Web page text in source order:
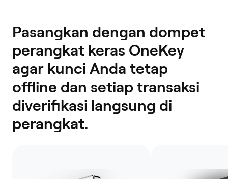
Pasangkan dengan dompet
perangkat keras OneKey
agar kunci Anda tetap
offline dan setiap transaksi
diverifikasi langsung di
perangkat.